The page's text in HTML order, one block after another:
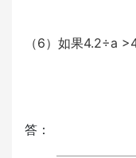
（6）如果4.2÷a
答：